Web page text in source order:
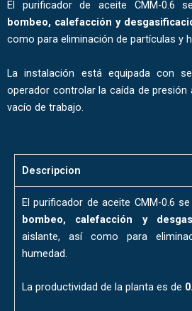
El purificador de aceite CMM-0.6
bombeo, calefacción y
como para eliminación de partículas y
La instalación está equipada con
operador controlar la caída de
vacío de trabajo.
Descripcion
El purificador de aceite CMM-0.6
bombeo, calefacción y
aislante, así como para
humedad.
La productividad de la planta es de